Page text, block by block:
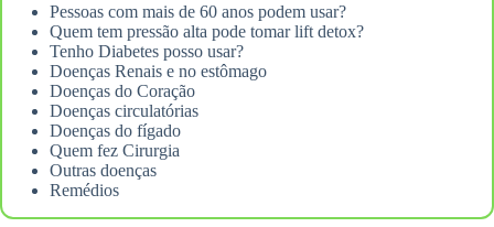
Pessoas com mais de 60 anos podem usar?
Quem tem pressão alta pode tomar lift detox?
Tenho Diabetes posso usar?
Doenças Renais e no estômago
Doenças do Coração
Doenças circulatórias
Doenças do fígado
Quem fez Cirurgia
Outras doenças
Remédios